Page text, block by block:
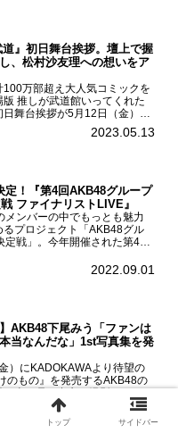
道』初日舞台挨拶。壇上で握
、松村沙友理への想いをア
万部超え大人気コミックを
推しが武道館いってくれた
日舞台挨拶が5月12日（金）新
れ、出演者の松村沙友理、中
、KANO(@onefi...
2023.05.13
定！『第4回AKB48グループ
ファイナリストLIVE』
メンバーの中でもっとも魅力
るプロジェクト「AKB48グル
定戦」。今年開催された第4回
ブイベント「ファイナリスト
2022.09.01
AKB48下尾みう「ファンは
当なんだな」1st写真集を発
）にKADOKAWAより待望の
のもの』を発売するAKB48の
ついてインタビューをお願いし
だけのもの』を発売する
2024.02.08
トップ サイドバー